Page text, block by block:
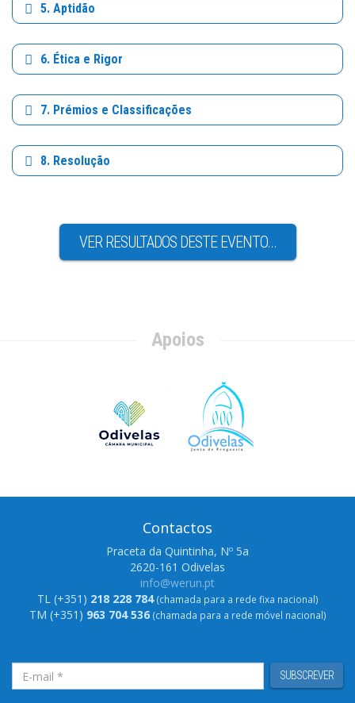
5. Aptidão
6. Ética e Rigor
7. Prémios e Classificações
8. Resolução
VER RESULTADOS DESTE EVENTO...
Apoios
Contactos
Praceta da Quintinha, Nº 5a
2620-161 Odivelas
info@werun.pt
TL (+351) 218 228 784(chamada para a rede fixa nacional)
TM (+351) 963 704 536(chamada para a rede móvel nacional)
SUBSCREVER